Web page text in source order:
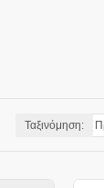
Ταξινόμηση: